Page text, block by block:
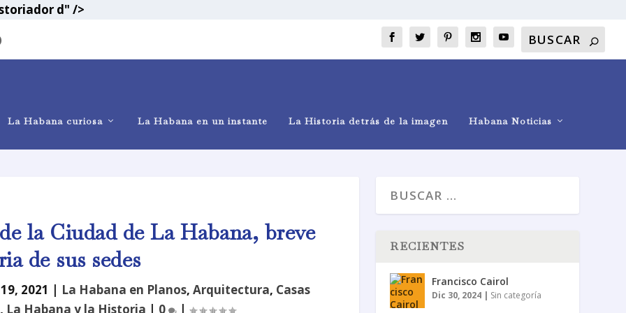
d" />
La Habana curiosa La Habana en un instante La Historia detrás de la imagen Habana Noticias
la Ciudad de La Habana, breve
de sus sedes
2021 | La Habana en Planos, Arquitectura, Casas
, La Habana y la Historia | 0 |
RECIENTES
Francisco Cairol
Dic 30, 2024 | Sin categoría